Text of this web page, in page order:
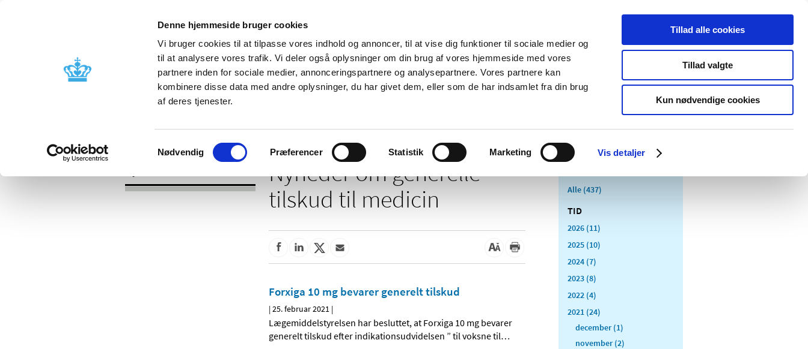
Denne hjemmeside bruger cookies
Vi bruger cookies til at tilpasse vores indhold og annoncer, til at vise dig funktioner til sociale medier og
til at analysere vores trafik. Vi deler også oplysninger om din brug af vores hjemmeside med vores
partnere inden for sociale medier, annonceringspartnere og analysepartnere. Vores partnere kan
kombinere disse data med andre oplysninger, du har givet dem, eller som de har indsamlet fra din brug
af deres tjenester.
Samtykkevalg
Nødvendig Præferencer Statistik Marketing Vis detaljer
Tillad alle cookies
Tillad valgte
Kun nødvendige cookies
Nyheder Om os Kontakt Udgivelser
Godkendelse og
Bivirkninger og
produktinformation
Tilskud og
Apoteker og salg af
Medicinsk
Særlige
produktområder
Nyheder om generelle
tilskud til medicin
Forxiga 10 mg bevarer generelt tilskud
|25. februar 2021 |
Lægemiddelstyrelsen har besluttet, at Forxiga 10 mg bevarer
generelt tilskud efter indikationsudvidelsen ” til voksne til…
Alle (437)
TID
2026 (11)
2025 (10)
2024 (7)
2023 (8)
2022 (4)
2021 (24)
december (1)
november (2)